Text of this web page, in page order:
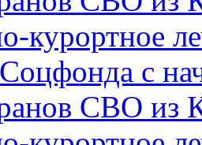
курортное
с
СВО из